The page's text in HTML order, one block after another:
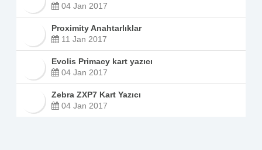
04 Jan 2017
Proximity Anahtarlıklar
11 Jan 2017
Evolis Primacy kart yazıcı
04 Jan 2017
Zebra ZXP7 Kart Yazıcı
04 Jan 2017